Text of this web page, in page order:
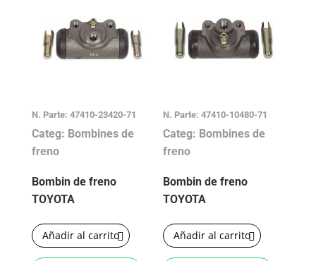
N. Parte: 47410-23420-71
Categ: Bombines de
freno
Bombin de freno
TOYOTA
Añadir al carrito
N. Parte: 47410-10480-71
Categ: Bombines de
freno
Bombin de freno
TOYOTA
Añadir al carrito